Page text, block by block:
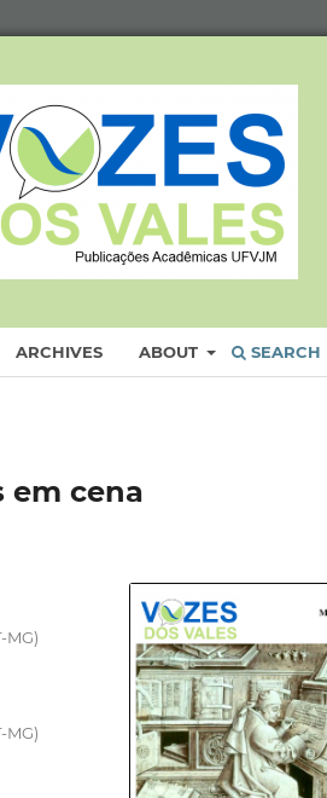
ARCHIVES ABOUT SEARCH
em cena
MG)
MG)